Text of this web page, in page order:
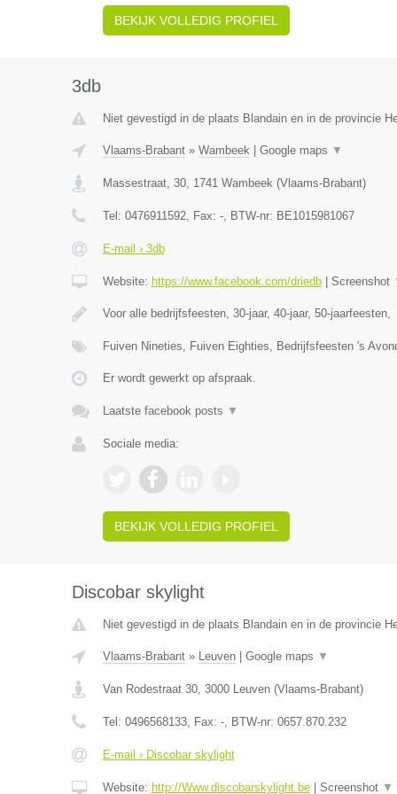
BEKIJK VOLLEDIG PROFIEL
3db
Niet gevestigd in de plaats Blandain en in de provincie
Vlaams-Brabant» Wambeek| Google maps ▼
Massestraat, 30, 1741 Wambeek(Vlaams-Brabant)
Tel: 0476911592, Fax: -, BTW-nr: BE1015981067
E-mail › 3db
Website: https://www.facebook.com/driedb| Screenshot
Voor alle bedrijfsfeesten, 30-jaar, 40-jaar, 50-jaarfeesten,
Fuiven Nineties, Fuiven Eighties, Bedrijfsfeesten 's
Er wordt gewerkt op afspraak.
Laatste facebook posts ▼
Sociale media:
BEKIJK VOLLEDIG PROFIEL
Discobar skylight
Niet gevestigd in de plaats Blandain en in de provincie
Vlaams-Brabant» Leuven| Google maps ▼
Van Rodestraat 30, 3000 Leuven(Vlaams-Brabant)
Tel: 0496568133, Fax: -, BTW-nr: 0657.870.232
E-mail › Discobar skylight
Website: http://Www.discobarskylight.be| Screenshot ▼